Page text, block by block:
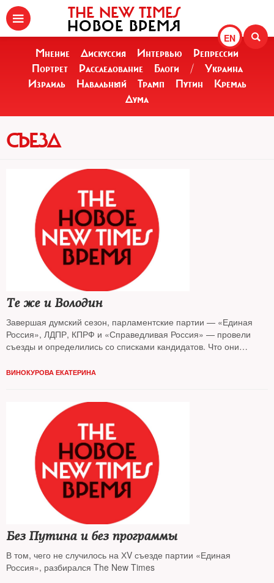
EN
THE NEW TIMES
НОВОЕ ВРЕМЯ
Мнение Дискуссия Интервью
Репрессии
Портрет
Расследование Блоги /
Украина
Израиль
Навальный Трамп Путин
Кремль
Дума
СЪЕЗД
Те же и Володин
Завершая думский сезон, парламентские партии — «Единая
Россия», ЛДПР, КПРФ и «Справедливая Россия» — провели
съезды и определились со списками кандидатов. Что они
— узнавал The New Times
ВИНОКУРОВА ЕКАТЕРИНА
Без Путина и без программы
В том, чего не случилось на ХV съезде партии «Единая
Россия», разбирался The New Times